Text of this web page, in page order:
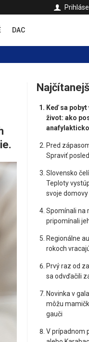
DAC
Keď sa
život: ako
Pred
Spraviť
Slovensko
Teploty
svoje domovy
Spomínali na
pripomínali
Regionálne
rokoch
Prvý raz od
sa odvďačili
Novinka v
môžu
gauči
V prípadnom